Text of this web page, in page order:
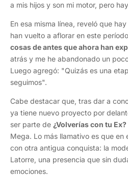
a mis hijos y son mi motor, pero
En esa misma línea, reveló que
han vuelto a aflorar en este
cosas de antes que ahora han
atrás y me he abandonado un
Luego agregó: "Quizás es una
seguimos".
Cabe destacar que, tras dar a
ya tiene nuevo proyecto por
ser parte de ¿Volverías con tu Ex?
Mega. Lo más llamativo es que en
con otra antigua conquista: la
Latorre, una presencia que sin
emociones.